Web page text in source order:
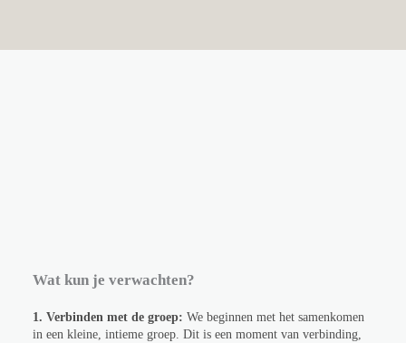
Wat kun je verwachten?
1. Verbinden met de groep: We beginnen met het samenkomen
in een kleine, intieme groep. Dit is een moment van verbinding,